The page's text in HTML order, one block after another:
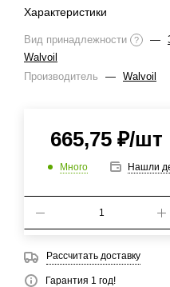
Характеристики
Вид принадлежности ? —
Walvoil
Производитель
— Walvoil
665,75 ₽/шт
Много Нашли
Рассчитать доставку
Гарантия 1 год!